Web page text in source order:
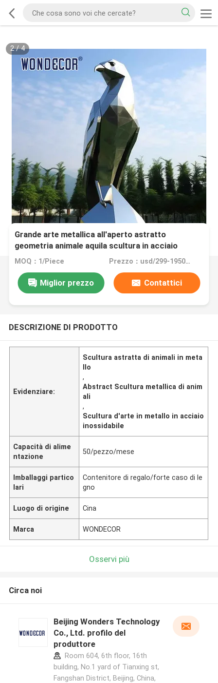
2/4
Grande arte metallica all'aperto astratto
geometria animale aquila scultura in acciaio
inossidabile
MOQ：1/Piece Prezzo：usd/299-19500/Piece
Miglior prezzo Contattici
DESCRIZIONE DI PRODOTTO
Evidenziare:
Scultura astratta di animali in meta
llo
,
Abstract Scultura metallica di anim
ali
,
Scultura d'arte in metallo in acciaio
inossidabile
Capacità di alime
ntazione
50/pezzo/mese
Imballaggi partico
lari
Contenitore di regalo/forte caso di le
gno
Luogo di origine Cina
Marca WONDECOR
Osservi più
Circa noi
Beijing Wonders Technology
Co., Ltd. profilo del
produttore
Room 604, 6th floor, 16th
building, No.1 yard of Tianxing st,
Fangshan District, Beijing, China,